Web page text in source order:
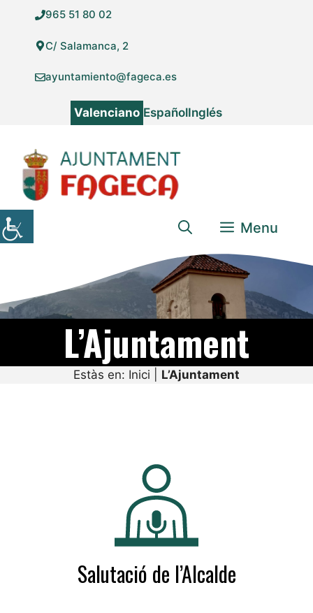
contingut
965 51 80 02
C/ Salamanca, 2
ayuntamiento@fageca.es
Valenciano EspañolInglés
Menu
L’Ajuntament
Estàs en: Inici L’Ajuntament
Salutació de l’Alcalde